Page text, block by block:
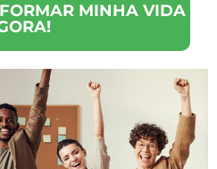
MINHA VIDA